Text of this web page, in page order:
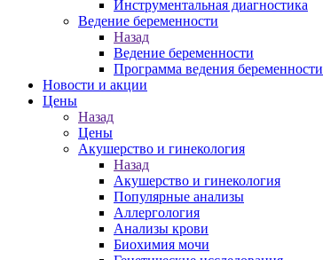
Инструментальная диагностика
Ведение беременности
Назад
Ведение беременности
Программа ведения беременности
Новости и акции
Цены
Назад
Цены
Акушерство и гинекология
Назад
Акушерство и гинекология
Популярные анализы
Аллергология
Анализы крови
Биохимия мочи